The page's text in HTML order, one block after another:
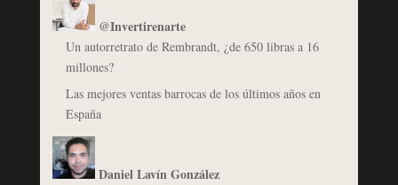
@Invertirenarte
Un autorretrato de Rembrandt, ¿de 650 libras a 16
millones?
Las mejores ventas barrocas de los últimos años en
España
Daniel Lavín González